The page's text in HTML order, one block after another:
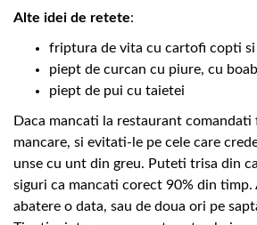
Alte idei de retete:
friptura de vita cu cartofi copti
piept de curcan cu piure, cu
piept de pui cu taietei
Daca mancati la restaurant comandati
mancare, si evitati-le pe cele care
unse cu unt din greu. Puteti trisa din
siguri ca mancati corect 90% din timp.
abatere o data, sau de doua ori pe